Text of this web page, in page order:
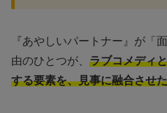
『あやしいパートナー』が「
由のひとつが、 ラブコメディ
する要素を、見事に融合させ